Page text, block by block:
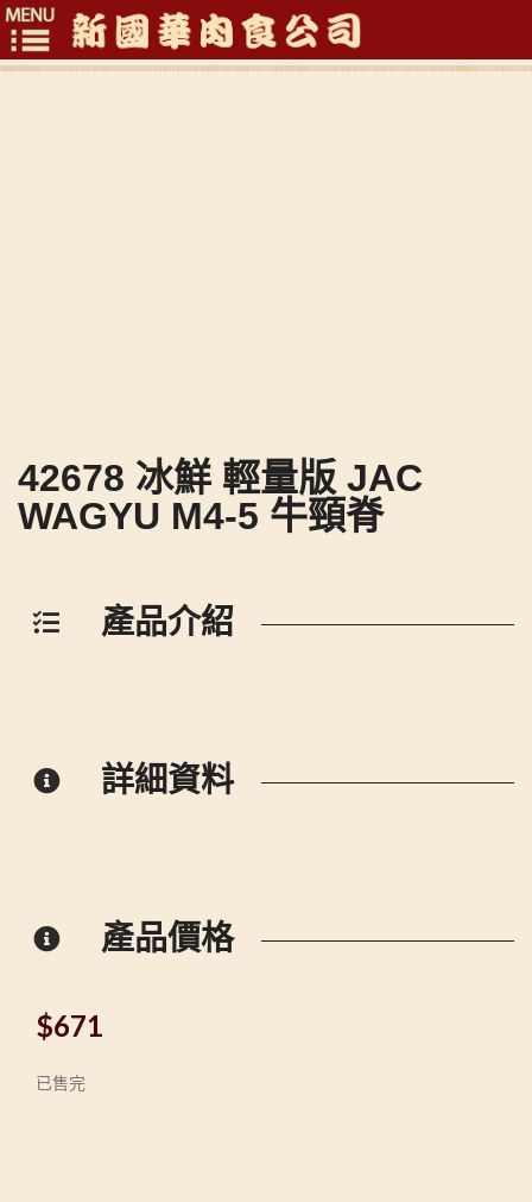
Toggle
42678 冰鮮 輕量版 JAC
WAGYU M4-5 牛頸脊
產品介紹
詳細資料
產品價格
$671
已售完